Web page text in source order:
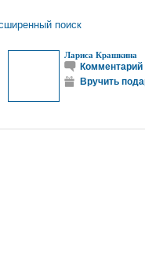
поиск
Лариса Крашкина
Комментарий
Вручить